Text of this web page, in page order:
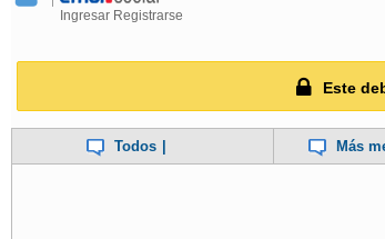
Ingresar Registrarse
Este
Todos Más